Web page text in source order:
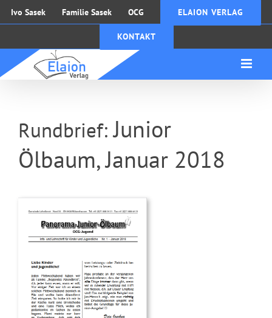
Zum
Inhalt
Ivo Sasek Familie Sasek OCG ELAION VERLAG
KONTAKT
Rundbrief:Junior
Ölbaum, Januar 2018